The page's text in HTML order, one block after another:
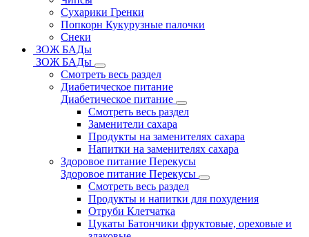
Сухарики Гренки
Попкорн Кукурузные палочки
Снеки
ЗОЖ БАДы
ЗОЖ БАДы
Смотреть весь раздел
Диабетическое питание
Диабетическое питание
Смотреть весь раздел
Заменители сахара
Продукты на заменителях сахара
Напитки на заменителях сахара
Здоровое питание Перекусы
Здоровое питание Перекусы
Смотреть весь раздел
Продукты и напитки для похудения
Отруби Клетчатка
Цукаты Батончики фруктовые, ореховые и